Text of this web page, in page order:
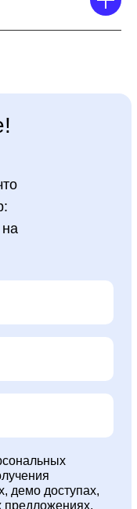
демо доступах,
предложениях,